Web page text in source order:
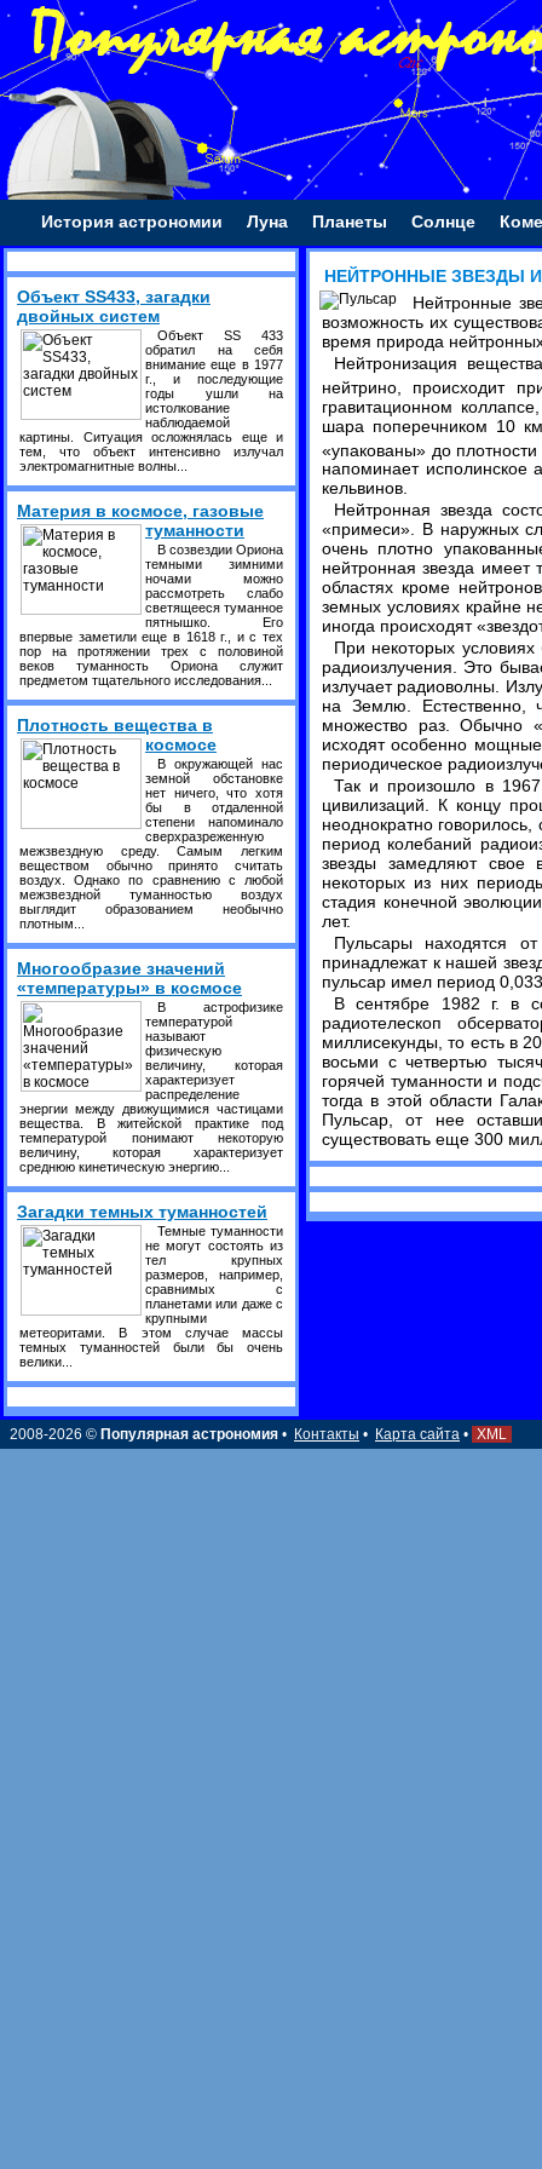
История астрономии Луна Планеты Солнце
Объект SS433, загадки
двойных систем
Объект SS 433
обратил на себя
внимание еще в 1977
г., и последующие
годы ушли на
истолкование
наблюдаемой
картины. Ситуация осложнялась еще и
тем, что объект интенсивно излучал
электромагнитные волны...
Материя в космосе, газовые
туманности
В созвездии Ориона
темными зимними
ночами можно
рассмотреть слабо
светящееся туманное
пятнышко. Его
впервые заметили еще в 1618 г., и с тех
пор на протяжении трех с половиной
веков туманность Ориона служит
предметом тщательного исследования...
Плотность вещества в
космосе
В окружающей нас
земной обстановке
нет ничего, что хотя
бы в отдаленной
степени напоминало
сверхразреженную
межзвездную среду. Самым легким
веществом обычно принято считать
воздух. Однако по сравнению с любой
межзвездной туманностью воздух
выглядит образованием необычно
плотным...
Многообразие значений
«температуры» в космосе
В астрофизике
температурой
называют
физическую
величину, которая
характеризует
распределение
энергии между движущимися частицами
вещества. В житейской практике под
температурой понимают некоторую
величину, которая характеризует
среднюю кинетическую энергию...
Загадки темных туманностей
Темные туманности
не могут состоять из
тел крупных
размеров, например,
сравнимых с
планетами или даже с
крупными
метеоритами. В этом случае массы
темных туманностей были бы очень
велики...
НЕЙТРОННЫЕ ЗВЕЗДЫ
Нейтронные
возможность их
время природа
Нейтронизация
нейтрино, происходит
гравитационном
шара поперечником 10
«упакованы» до
напоминает исполинское
кельвинов.
Нейтронная звезда
«примеси». В наружных
очень плотно
нейтронная звезда
областях кроме
земных условиях крайне
иногда происходят
При некоторых
радиоизлучения. Это
излучает радиоволны.
на Землю. Естественно,
множество раз. Обычно
исходят особенно
периодическое
Так и произошло в 1967
цивилизаций. К концу
неоднократно
период колебаний
звезды замедляют свое
некоторых из них
стадия конечной
лет.
Пульсары находятся
принадлежат к нашей
пульсар имел период
В сентябре 1982 г. в
радиотелескоп
миллисекунды, то есть в
восьми с четвертью
горячей туманности и
тогда в этой области
Пульсар, от нее
существовать еще 300
2008-2026 © Популярная астрономия • Контакты • Карта сайта • XML